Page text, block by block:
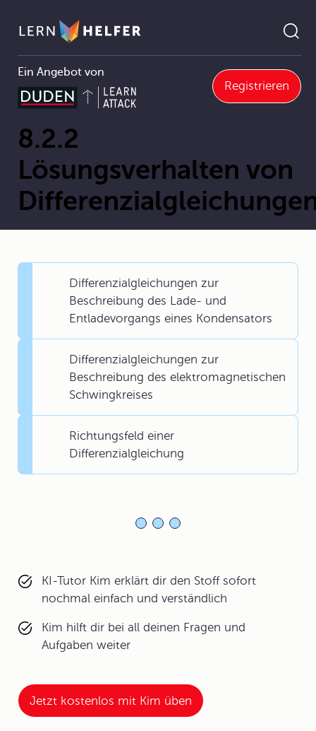
Ein Angebot von
Registrieren
Pfadnavigation
8.2.2 Lösungsverhalten von Differenzialgleichungen
8.2.2
Lösungsverhalten von
Differenzialgleichungen zur
Beschreibung des Lade- und
Entladevorgangs eines Kondensators
Differenzialgleichungen zur
Beschreibung des elektromagnetischen
Schwingkreises
Richtungsfeld einer
Differenzialgleichung
KI-Tutor Kim erklärt dir den Stoff sofort
nochmal einfach und verständlich
Kim hilft dir bei all deinen Fragen und
Aufgaben weiter
Jetzt kostenlos mit Kim üben